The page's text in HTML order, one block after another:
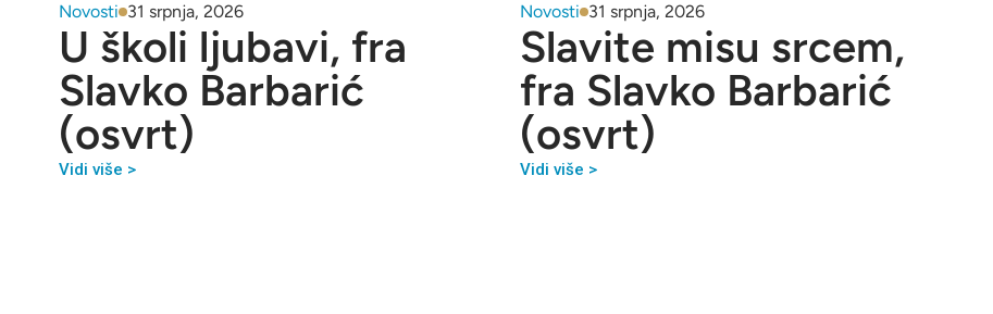
Novosti 31 srpnja, 2026
U školi ljubavi, fra
Slavko Barbarić
(osvrt)
Vidi više >
Novosti 31 srpnja, 2026
Slavite misu srcem,
fra Slavko Barbarić
(osvrt)
Vidi više >